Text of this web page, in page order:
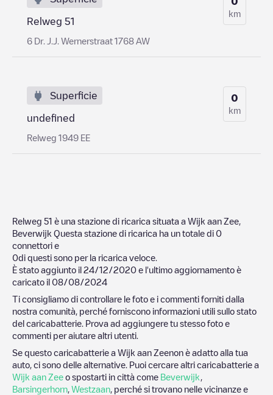
Relweg 51
6 Dr. J.J. Wernerstraat 1768 AW
km
Superficie
undefined
Relweg 1949 EE
0
km
Relweg 51 è una stazione di ricarica situata a Wijk aan Zee
Beverwijk Questa stazione di ricarica ha un totale di 0
connettori e
0di questi sono per la ricarica veloce.
È stato aggiunto il 24/12/2020 e l'ultimo aggiornamento è
caricato il 08/08/2024
Ti consigliamo di controllare le foto e i commenti forniti dalla
nostra comunità, perché forniscono informazioni utili sullo stato
del caricabatterie. Prova ad aggiungere tu stesso foto e
commenti per aiutare altri utenti.
Se questo caricabatterie a Wijk aan Zeenon è adatto alla tua
auto, ci sono delle alternative. Puoi cercare altri caricabatterie a
Wijk aan Zee o spostarti in città come Beverwijk
Barsingerhorn Westzaan , perché si trovano nelle vicinanze e